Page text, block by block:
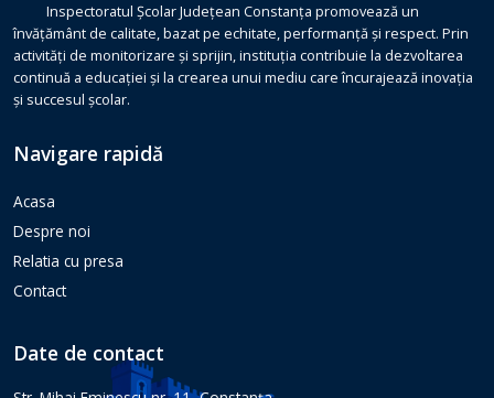
Inspectoratul Școlar Județean Constanța promovează un
învățământ de calitate, bazat pe echitate, performanță și respect. Prin
activități de monitorizare și sprijin, instituția contribuie la dezvoltarea
continuă a educației și la crearea unui mediu care încurajează inovația
și succesul școlar.
Navigare rapidă
Acasa
Despre noi
Relatia cu presa
Contact
Date de contact